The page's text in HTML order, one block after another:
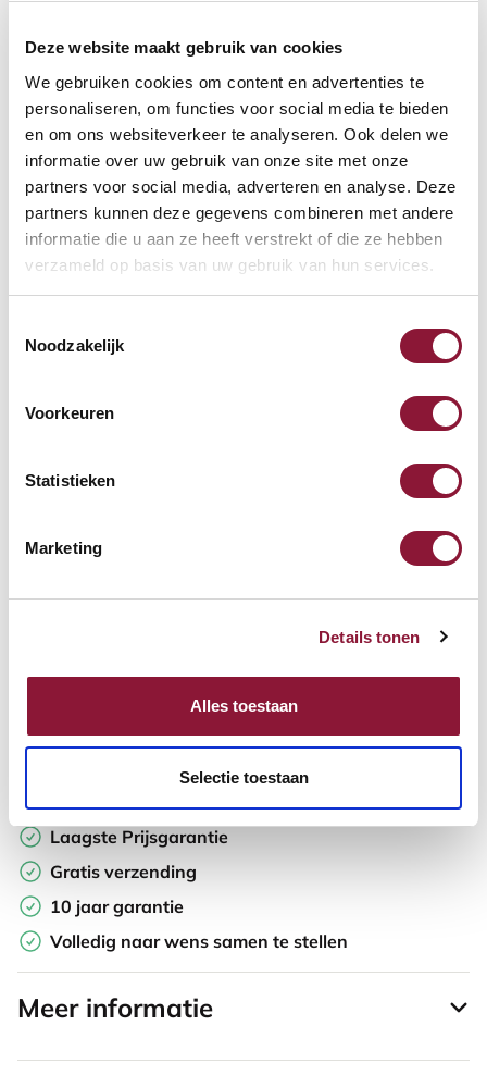
Deze website maakt gebruik van cookies
We gebruiken cookies om content en advertenties te
personaliseren, om functies voor social media te bieden
en om ons websiteverkeer te analyseren. Ook delen we
informatie over uw gebruik van onze site met onze
partners voor social media, adverteren en analyse. Deze
partners kunnen deze gegevens combineren met andere
informatie die u aan ze heeft verstrekt of die ze hebben
verzameld op basis van uw gebruik van hun services.
Noodzakelijk
Voorkeuren
Statistieken
Marketing
Details tonen
Alles toestaan
Selectie toestaan
VOETENRING ?
VOETENSTER IN GEPOLIJST ALUMINIUM ?
Levertijd: 3-6 weken
Op zoek naar aantallen? Maak je werkplek compleet en vraag
direct een offerte op maat aan.
Toevoegen aan vergelijker
Laagste Prijsgarantie
Gratis verzending
10 jaar garantie
Volledig naar wens samen te stellen
Meer informatie